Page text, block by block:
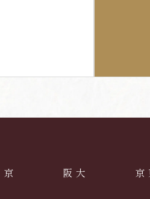
東京
大阪